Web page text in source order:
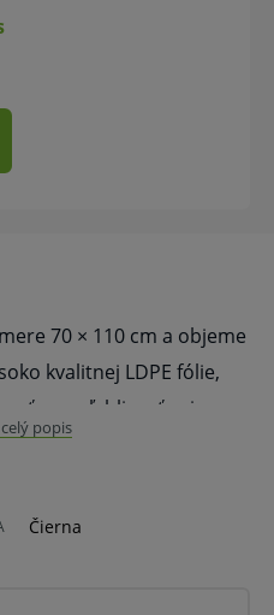
70 × 110 cm a objeme
kvalitnej LDPE fólie,
a spoľahlivosť pri
je odolný voči
je vhodný na zber
odpadu.
popis
Čierna